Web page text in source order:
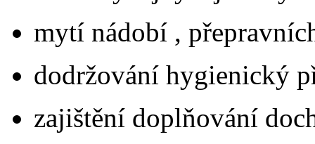
mytí nádobí ,
dodržování hygienický
zajištění doplňování